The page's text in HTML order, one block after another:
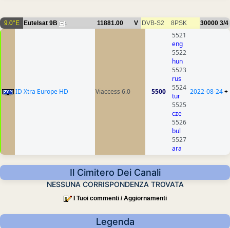
9.0°E Eutelsat 9B 1 11881.00 V DVB-S2 8PSK 30000 3/4
ID Xtra Europe HD Viaccess 6.0 5500
5521
eng
5522
hun
5523
rus
5524
tur
5525
cze
5526
bul
5527
ara
2022-08-24+
Il Cimitero Dei Canali
NESSUNA CORRISPONDENZA TROVATA
I Tuoi commenti / Aggiornamenti
Legenda